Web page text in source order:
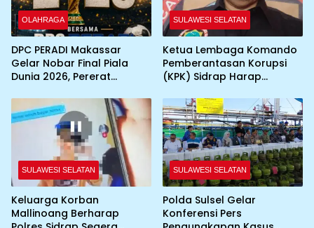
OLAHRAGA
DPC PERADI Makassar
Gelar Nobar Final Piala
Dunia 2026, Pererat
SULAWESI SELATAN
Ketua Lembaga Komando
Pemberantasan Korupsi
(KPK) Sidrap Harap
Maksimalkan Penanganan
Kasus
SULAWESI SELATAN
Keluarga Korban
Mallinoang Berharap
SULAWESI SELATAN
Polda Sulsel Gelar
Konferensi Pers